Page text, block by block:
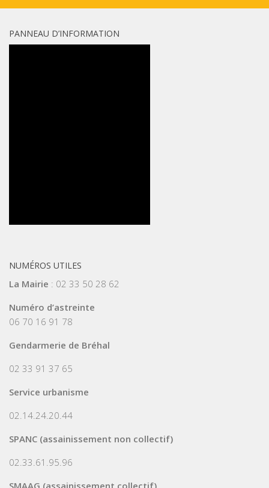
PANNEAU D’INFORMATION
NUMÉROS UTILES
La Mairie : 02 33 50 28 62
Numéro d’astreinte
06 70 16 91 78
Gendarmerie de Bréhal
02 33 91 37 65
Service urbanisme
02.14.24.20.44
SPANC (assainissement non collectif)
02.33.61.95.96